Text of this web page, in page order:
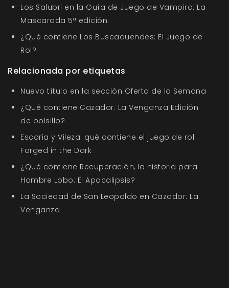
Los Salubri en la Guía de Juego de Vampiro: La
Mascarada 5ª edición
¿Qué contiene Los Buscaduendes: El Juego de
Rol?
Relacionada por etiquetas
Nuevo título en la sección Oferta de la Semana
¿Qué contiene Cazador: La Venganza Edición
de bolsillo?
Escoria y Vileza: qué contiene el juego de rol
Forged in the Dark
¿Qué contiene Recuperación, la historia para
Hombre Lobo: El Apocalipsis?
La Sociedad de San Leopoldo en Cazador: La
Venganza